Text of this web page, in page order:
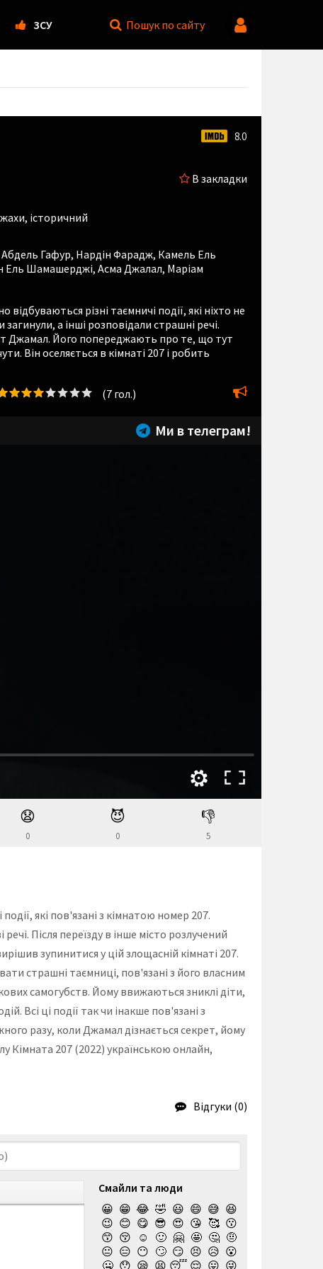
ЗСУ Пошук по сайту
8.0
В закладки
історичний
Абдель Гафур, Нардін Фарадж, Камель Ель
Ель Шамашерджі, Асма Джалал, Маріам
відбуваються різні таємничі події, які ніхто не
а інші розповідали страшні речі.
Джамал. Його попереджають про те, що тут
Він оселяється в кімнаті 207 і робить
(7гол.)
Ми в телеграм!
😧
0
😈
0
👎
5
які пов'язані з кімнатою номер 207.
Після переїзду в інше місто розлучений
зупинитися у цій злощасній кімнаті 207.
страшні таємниці, пов'язані з його власним
самогубств. Йому ввижаються зниклі діти,
Всі ці події так чи інакше пов'язані з
разу, коли Джамал дізнається секрет, йому
Кімната 207 (2022) українською онлайн,
Відгуки (0)
Смайли та люди
😀 😁 😂 🤣 😃 😄 😅 😆
😉 😊 😋 😎 😍 😘 🥰 😗
😙 😚 ☺️ 🙂 🤗 🤩 🤔 🤨
😐 😑 😶 🙄 😏 😣 😥 😮
🤐 😯 😪 😫 😴 😌 😛 😜